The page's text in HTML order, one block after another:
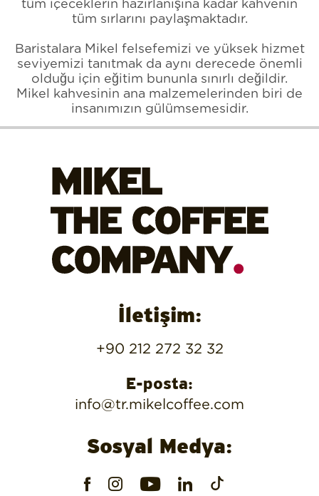
tüm sırlarını paylaşmaktadır.
Baristalara Mikel felsefemizi ve yüksek hizmet
seviyemizi tanıtmak da aynı derecede önemli
olduğu için eğitim bununla sınırlı değildir.
Mikel kahvesinin ana malzemelerinden biri de
insanımızın gülümsemesidir.
İletişim:
+90 212 272 32 32
E-posta:
info@tr.mikelcoffee.com
Sosyal Medya: